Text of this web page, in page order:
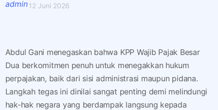
12 Juni 2026
Abdul Gani menegaskan bahwa KPP Wajib Pajak Besar
Dua berkomitmen penuh untuk menegakkan hukum
perpajakan, baik dari sisi administrasi maupun pidana.
Langkah tegas ini dinilai sangat penting demi melindungi
hak-hak negara yang berdampak langsung kepada